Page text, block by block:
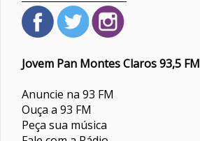
Jovem Pan Montes Claros 93,5 FM
Anuncie na 93 FM
Ouça a 93 FM
Peça sua música